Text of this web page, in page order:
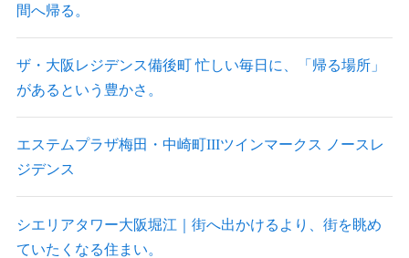
間へ帰る。
ザ・大阪レジデンス備後町 忙しい毎日に、「帰る場所」
があるという豊かさ。
エステムプラザ梅田・中崎町IIIツインマークス ノースレ
ジデンス
シエリアタワー大阪堀江｜街へ出かけるより、街を眺め
ていたくなる住まい。